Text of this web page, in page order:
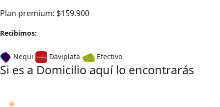
Plan premium: $159.900
Recibimos:
Nequi Daviplata Efectivo
Si es a Domicilio aquí lo encontrarás